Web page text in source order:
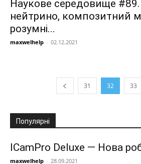
Наукове середовище
нейтрино, композитний
розумні...
maxwelhelp - 02.12.2021
31 32 33
Популярні
ICamPro Deluxe — Нова
maxwelhelp - 28.09.2021